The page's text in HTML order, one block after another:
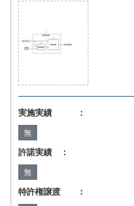
実施実績 ：
無
許諾実績 ：
無
特許権譲渡 ：